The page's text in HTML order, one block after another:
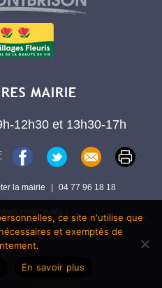
12h30 et 13h30-17h
la mairie | 04 77 96 18 18
collectivités !ce site n'utilise que
et exemptés de
En savoir plus